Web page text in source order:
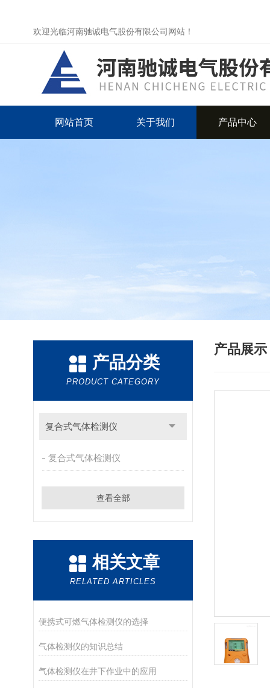
欢迎光临河南驰诚电气股份有限公司网站！
网站首页 关于我们 产品中心
产品分类
PRODUCT CATEGORY
复合式气体检测仪
复合式气体检测仪
查看全部
相关文章
RELATED ARTICLES
便携式可燃气体检测仪的选择
气体检测仪的知识总结
气体检测仪在井下作业中的应用
产品展示